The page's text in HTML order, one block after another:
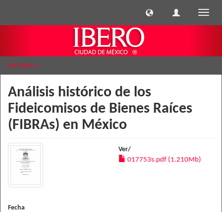
Ver ítem
Análisis histórico de los
Fideicomisos de Bienes Raíces
(FIBRAs) en México
Ver/
017753s.pdf (1.210Mb)
Fecha